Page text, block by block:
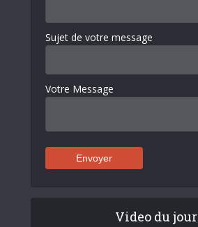
Sujet de votre message
Votre Message
Video du jour